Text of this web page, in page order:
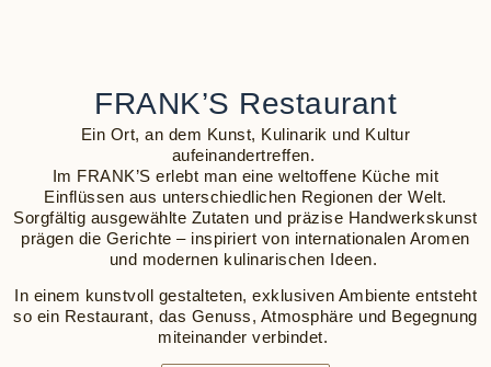
FRANK’S Restaurant
Ein Ort, an dem Kunst, Kulinarik und Kultur
aufeinandertreffen.
Im FRANK’S erlebt man eine weltoffene Küche mit
Einflüssen aus unterschiedlichen Regionen der Welt.
Sorgfältig ausgewählte Zutaten und präzise Handwerkskunst
prägen die Gerichte – inspiriert von internationalen Aromen
und modernen kulinarischen Ideen.
In einem kunstvoll gestalteten, exklusiven Ambiente entsteht
so ein Restaurant, das Genuss, Atmosphäre und Begegnung
miteinander verbindet.